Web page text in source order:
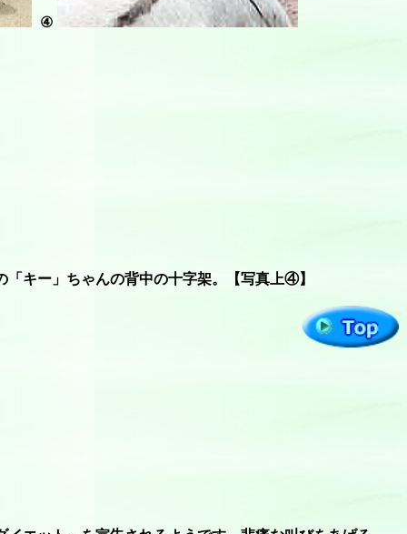
④
キー」ちゃんの背中の十字架。【写真上④】